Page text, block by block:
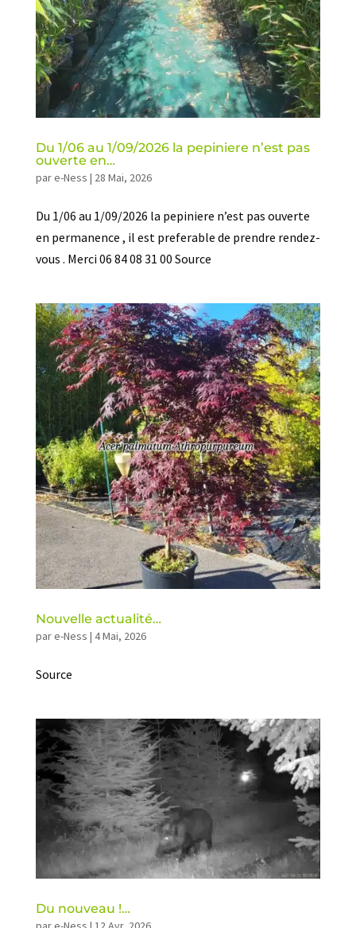
Du 1/06 au 1/09/2026 la pepiniere n’est pas
ouverte en…
pare-Ness | 28 Mai, 2026
Du 1/06 au 1/09/2026 la pepiniere n’est pas ouverte
en permanence , il est preferable de prendre rendez-
vous . Merci 06 84 08 31 00 Source
Nouvelle actualité…
pare-Ness | 4 Mai, 2026
Source
Du nouveau !…